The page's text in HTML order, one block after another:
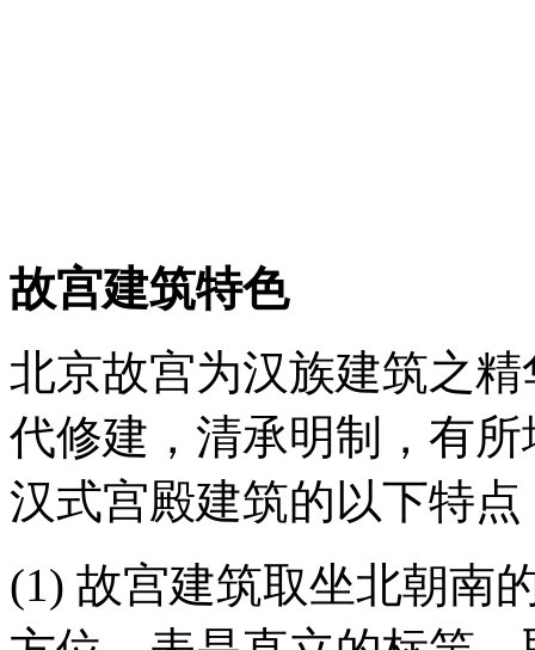
故宫建筑特色
北京故宫为汉族建筑之
代修建，清承明制，有
汉式宫殿建筑的以下特点
(1) 故宫建筑取坐北朝南